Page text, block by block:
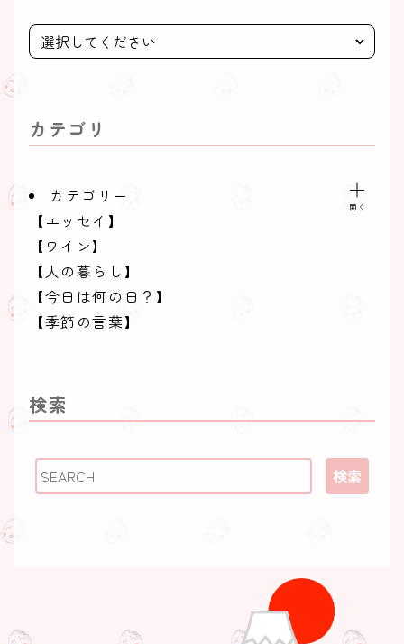
カテゴリ
カテゴリー
【エッセイ】
【ワイン】
【人の暮らし】
【今日は何の日？】
【季節の言葉】
【料理用語】
【日本酒】
行ってみたい国
食いしん坊万歳！世界の食べ物
検索
検索